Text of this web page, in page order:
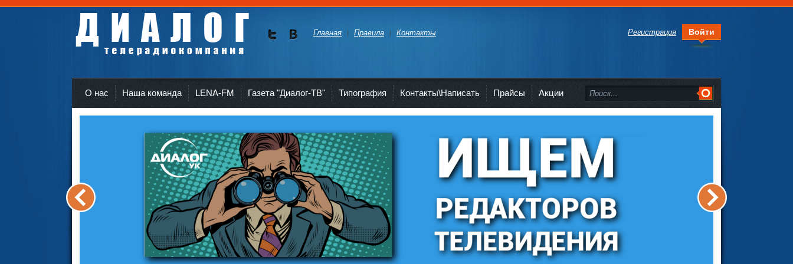
Регистрация Войти
Главная Правила Контакты
О нас Наша команда LENA-FM Газета "Диалог-ТВ" Типография Контакты\Написать Прайсы Акции